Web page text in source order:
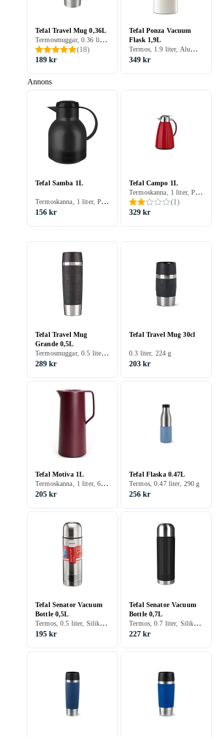
Annons
Tefal Travel Mug 0,36L
Termosmuggar, 0.36 liter, Gummi, Aluminium, Plast, Silikon, Stål, 421 g
(18)
189 kr
Tefal Ponza Vacuum
Flask 1,9L
Termos, 1.9 liter, Aluminium, 1280 g
349 kr
Tefal Samba 1L
Termoskanna, 1 liter, Plast, 600 g
156 kr
Tefal Campo 1L
Termoskanna, 1 liter, Plast, Silikon, Stål, 1250 g
(1)
329 kr
Tefal Travel Mug
Grande 0,5L
Termosmuggar, 0.5 liter, Silikon, Stål, 477 g
289 kr
Tefal Travel Mug 30cl
0.3 liter, 224 g
203 kr
Tefal Motiva 1L
Termoskanna, 1 liter, 654 g
205 kr
Tefal Flaska 0.47L
Termos, 0.47 liter, 290 g
256 kr
Tefal Senator Vacuum
Bottle 0,5L
Termos, 0.5 liter, Silikon, Stål, 478 g
195 kr
Tefal Senator Vacuum
Bottle 0,7L
Termos, 0.7 liter, Silikon, Stål
227 kr